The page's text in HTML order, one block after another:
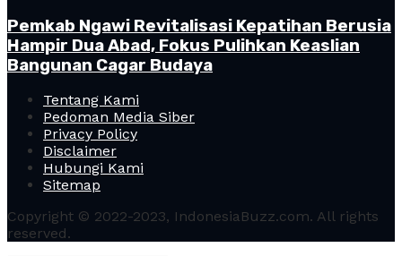
Pemkab Ngawi Revitalisasi Kepatihan Berusia
Hampir Dua Abad, Fokus Pulihkan Keaslian
Bangunan Cagar Budaya
Tentang Kami
Pedoman Media Siber
Privacy Policy
Disclaimer
Hubungi Kami
Sitemap
Copyright © 2022-2023, IndonesiaBuzz.com. All rights
reserved.